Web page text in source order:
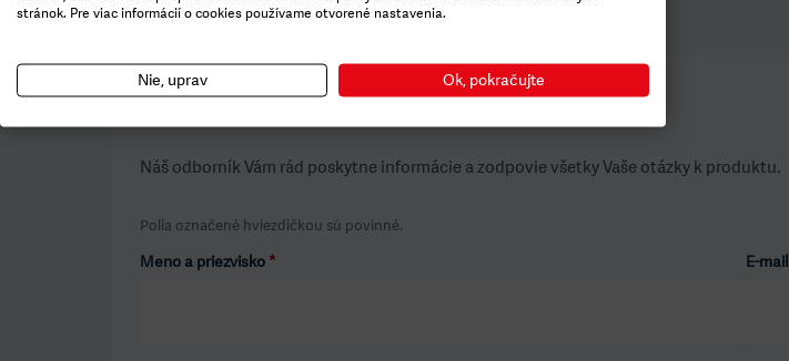
Kontaktujte nás
Náš odborník Vám rád poskytne informácie a zodpovie všetky Vaše otázky k produktu.
Polia označené hviezdičkou sú povinné.
Meno a priezvisko * E-mail
stránok. Pre viac informácií o cookies používame otvorené nastavenia.
Nie, uprav Ok, pokračujte